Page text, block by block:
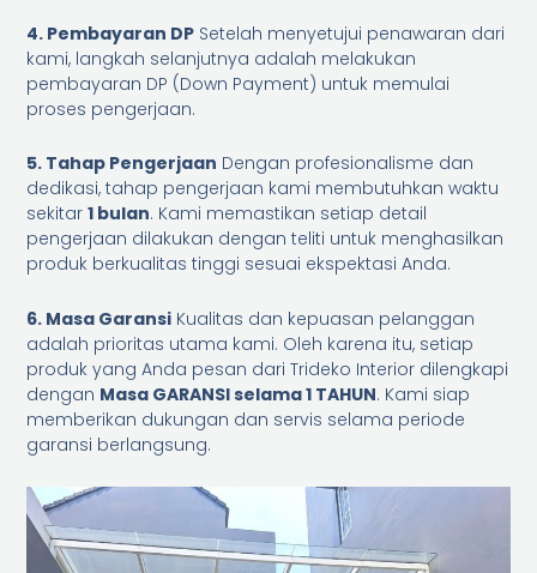
4. Pembayaran DP Setelah menyetujui penawaran dari
kami, langkah selanjutnya adalah melakukan
pembayaran DP (Down Payment) untuk memulai
proses pengerjaan.
5. Tahap Pengerjaan Dengan profesionalisme dan
dedikasi, tahap pengerjaan kami membutuhkan waktu
sekitar1 bulan. Kami memastikan setiap detail
pengerjaan dilakukan dengan teliti untuk menghasilkan
produk berkualitas tinggi sesuai ekspektasi Anda.
6. Masa Garansi Kualitas dan kepuasan pelanggan
adalah prioritas utama kami. Oleh karena itu, setiap
produk yang Anda pesan dari Trideko Interior dilengkapi
dengan Masa GARANSI selama 1 TAHUN. Kami siap
memberikan dukungan dan servis selama periode
garansi berlangsung.